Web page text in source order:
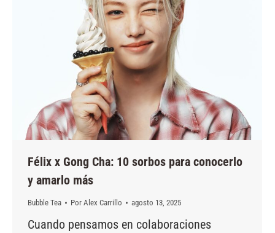
Félix x Gong Cha: 10 sorbos para conocerlo
y amarlo más
Bubble Tea Por Alex Carrillo agosto 13, 2025
Cuando pensamos en colaboraciones